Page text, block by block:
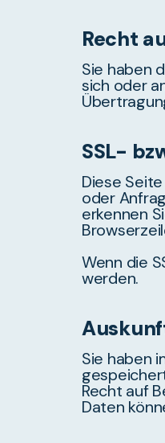
Recht
Sie haben
sich oder
SSL-
Diese
oder
erkennen
Wenn die
werden.
Sie haben
Recht auf
Daten